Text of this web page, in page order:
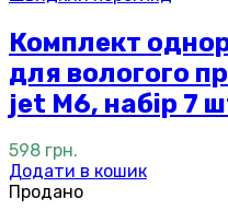
Комплект
для вологого
jet M6, набір 7
598 грн.
Додати в кошик
Продано